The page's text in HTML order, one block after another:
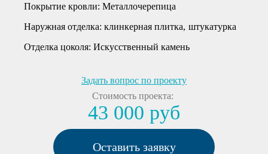
Покрытие кровли: Металлочерепица
Наружная отделка: клинкерная плитка штукатурка
Отделка цоколя: Искусственный камень
Задать вопрос по проекту
Стоимость проекта:
43 000 руб
Оставить заявку